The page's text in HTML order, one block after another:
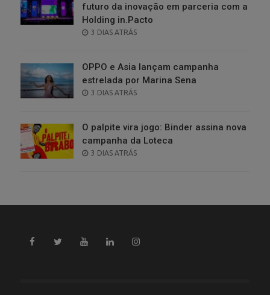
futuro da inovação em parceria com a
Holding in.Pacto
POSTED
3 DIAS ATRÁS
OPPO e Asia lançam campanha
estrelada por Marina Sena
POSTED
3 DIAS ATRÁS
O palpite vira jogo: Binder assina nova
campanha da Loteca
POSTED
3 DIAS ATRÁS